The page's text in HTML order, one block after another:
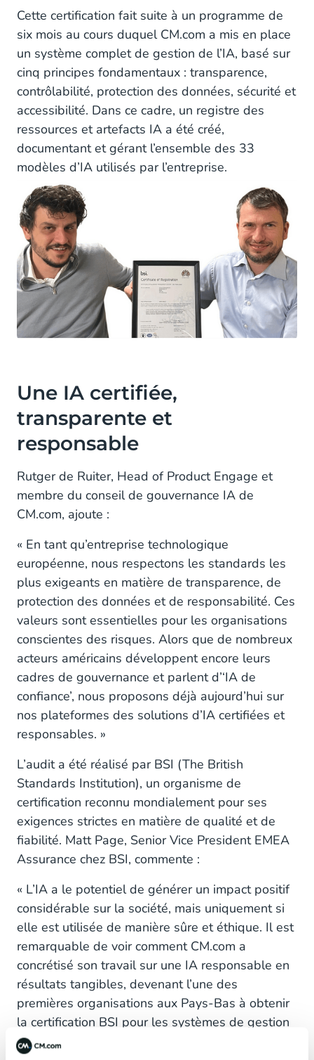
Cette certification fait suite à un programme de
six mois au cours duquel CM.com a mis en place
un système complet de gestion de l’IA, basé sur
cinq principes fondamentaux : transparence,
contrôlabilité, protection des données, sécurité et
accessibilité. Dans ce cadre, un registre des
ressources et artefacts IA a été créé,
documentant et gérant l’ensemble des 33
modèles d’IA utilisés par l’entreprise.
Une IA certifiée,
transparente et
responsable
Rutger de Ruiter, Head of Product Engage et
membre du conseil de gouvernance IA de
CM.com, ajoute :
« En tant qu’entreprise technologique
européenne, nous respectons les standards les
plus exigeants en matière de transparence, de
protection des données et de responsabilité. Ces
valeurs sont essentielles pour les organisations
conscientes des risques. Alors que de nombreux
acteurs américains développent encore leurs
cadres de gouvernance et parlent d’‘IA de
confiance’, nous proposons déjà aujourd’hui sur
nos plateformes des solutions d’IA certifiées et
responsables. »
L’audit a été réalisé par BSI (The British
Standards Institution), un organisme de
certification reconnu mondialement pour ses
exigences strictes en matière de qualité et de
fiabilité. Matt Page, Senior Vice President EMEA
Assurance chez BSI, commente :
« L’IA a le potentiel de générer un impact positif
considérable sur la société, mais uniquement si
elle est utilisée de manière sûre et éthique. Il est
remarquable de voir comment CM.com a
concrétisé son travail sur une IA responsable en
résultats tangibles, devenant l’une des
premières organisations aux Pays-Bas à obtenir
la certification BSI pour les systèmes de gestion
de l’IA. »